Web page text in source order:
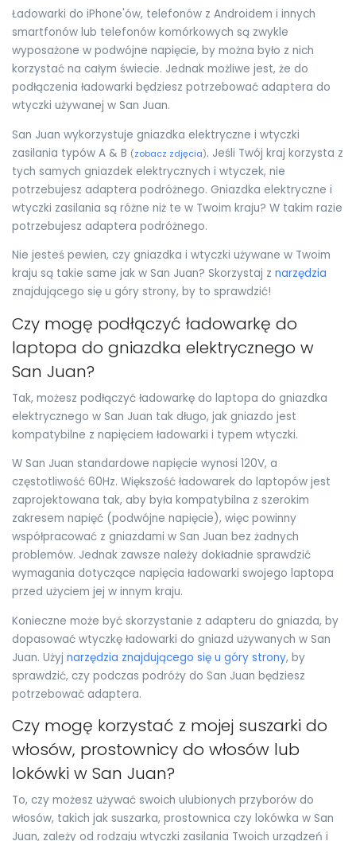
Ładowarki do iPhone'ów, telefonów z Androidem i innych
smartfonów lub telefonów komórkowych są zwykle
wyposażone w podwójne napięcie, by można było z nich
korzystać na całym świecie. Jednak możliwe jest, że do
podłączenia ładowarki będziesz potrzebować adaptera do
wtyczki używanej w San Juan.
San Juan wykorzystuje gniazdka elektryczne i wtyczki
zasilania typów A & B (zobacz zdjęcia). Jeśli Twój kraj korzysta z
tych samych gniazdek elektrycznych i wtyczek, nie
potrzebujesz adaptera podróżnego. Gniazdka elektryczne i
wtyczki zasilania są różne niż te w Twoim kraju? W takim razie
potrzebujesz adaptera podróżnego.
Nie jesteś pewien, czy gniazdka i wtyczki używane w Twoim
kraju są takie same jak w San Juan? Skorzystaj z narzędzia
znajdującego się u góry strony, by to sprawdzić!
Czy mogę podłączyć ładowarkę do
laptopa do gniazdka elektrycznego w
San Juan?
Tak, możesz podłączyć ładowarkę do laptopa do gniazdka
elektrycznego w San Juan tak długo, jak gniazdo jest
kompatybilne z napięciem ładowarki i typem wtyczki.
W San Juan standardowe napięcie wynosi 120V, a
częstotliwość 60Hz. Większość ładowarek do laptopów jest
zaprojektowana tak, aby była kompatybilna z szerokim
zakresem napięć (podwójne napięcie), więc powinny
współpracować z gniazdami w San Juan bez żadnych
problemów. Jednak zawsze należy dokładnie sprawdzić
wymagania dotyczące napięcia ładowarki swojego laptopa
przed użyciem jej w innym kraju.
Konieczne może być skorzystanie z adapteru do gniazda, by
dopasować wtyczkę ładowarki do gniazd używanych w San
Juan. Użyj narzędzia znajdującego się u góry strony, by
sprawdzić, czy podczas podróży do San Juan będziesz
potrzebować adaptera.
Czy mogę korzystać z mojej suszarki do
włosów, prostownicy do włosów lub
lokówki w San Juan?
To, czy możesz używać swoich ulubionych przyborów do
włosów, takich jak suszarka, prostownica czy lokówka w San
Juan, zależy od rodzaju wtyczki zasilania Twoich urządzeń i